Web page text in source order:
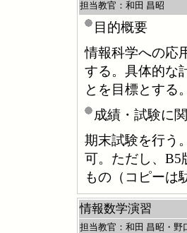
担当教官：和田 昌昭
目的概要
情報科学への応
する。具体的な
とを目標とする
成績・試験に
期末試験を行う
可。ただし、B5
もの（コピーは
情報数学演習
担当教官：和田 昌昭・野